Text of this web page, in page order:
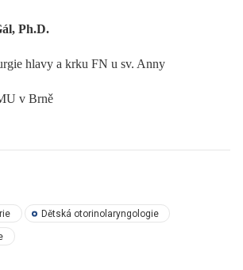
Ph.D.
hlavy a krku FN u sv. Anny
v Brně
Dětská otorinolaryngologie